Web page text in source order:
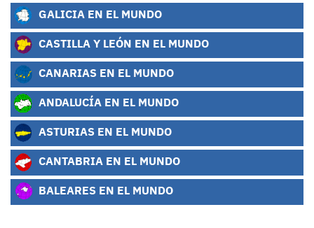
GALICIA EN EL MUNDO
CASTILLA Y LEÓN EN EL MUNDO
CANARIAS EN EL MUNDO
ANDALUCÍA EN EL MUNDO
ASTURIAS EN EL MUNDO
CANTABRIA EN EL MUNDO
BALEARES EN EL MUNDO